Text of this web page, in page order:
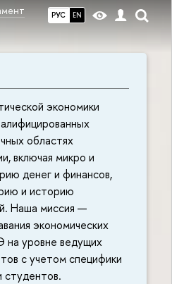
РУС EN
экономики
областях
включая микро и
денег и финансов,
и историю
Наша миссия —
экономических
уровне ведущих
с учетом специфики
студентов.